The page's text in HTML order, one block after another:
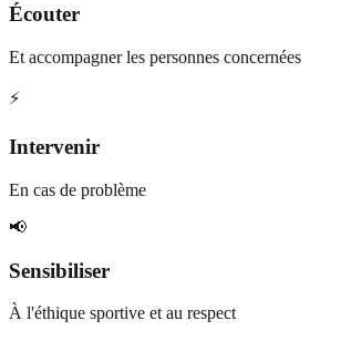
Écouter
Et accompagner les personnes concernées
⚡
Intervenir
En cas de problème
📢
Sensibiliser
À l'éthique sportive et au respect